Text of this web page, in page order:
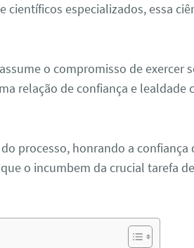
científicos especializados, essa
o compromisso de exercer
relação de confiança e lealdade
processo, honrando a confiança
o incumbem da crucial tarefa